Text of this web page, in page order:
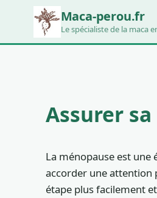
Maca-perou.fr
Le spécialiste de la maca
Assurer
La ménopause est une
accorder une attention
étape plus facilement